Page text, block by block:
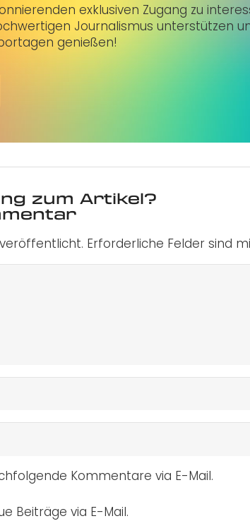
exklusiven Zugang zu
Journalismus unterstützen
genießen!
zum Artikel?
Erforderliche Felder sind
Kommentare via E-Mail.
Beiträge via E-Mail.